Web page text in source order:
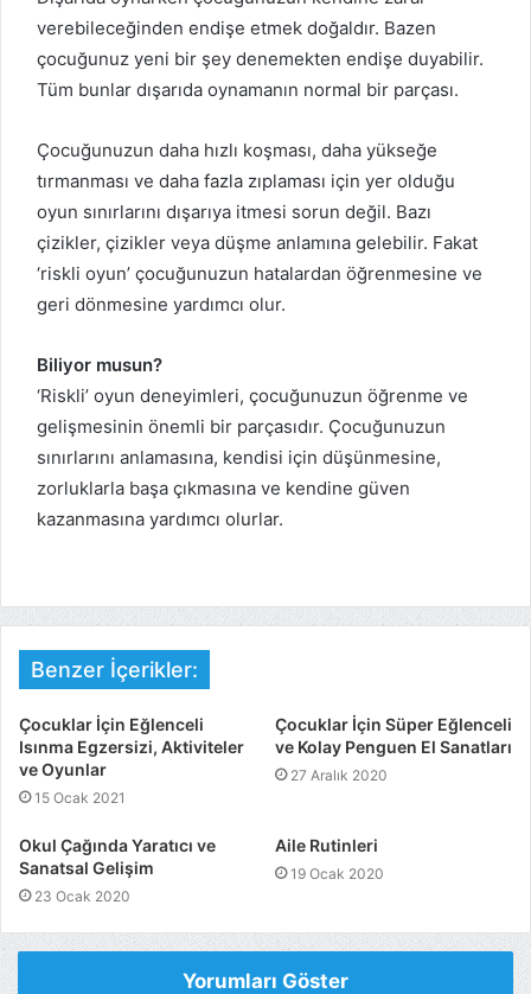
verebileceğinden endişe etmek doğaldır. Bazen
çocuğunuz yeni bir şey denemekten endişe duyabilir.
Tüm bunlar dışarıda oynamanın normal bir parçası.
Çocuğunuzun daha hızlı koşması, daha yükseğe
tırmanması ve daha fazla zıplaması için yer olduğu
oyun sınırlarını dışarıya itmesi sorun değil. Bazı
çizikler, çizikler veya düşme anlamına gelebilir. Fakat
‘riskli oyun’ çocuğunuzun hatalardan öğrenmesine ve
geri dönmesine yardımcı olur.
Biliyor musun?
‘Riskli’ oyun deneyimleri, çocuğunuzun öğrenme ve
gelişmesinin önemli bir parçasıdır. Çocuğunuzun
sınırlarını anlamasına, kendisi için düşünmesine,
zorluklarla başa çıkmasına ve kendine güven
kazanmasına yardımcı olurlar.
Benzer İçerikler:
Çocuklar İçin Eğlenceli
Isınma Egzersizi, Aktiviteler
ve Oyunlar
15 Ocak 2021
Çocuklar İçin Süper Eğlenceli
ve Kolay Penguen El Sanatları
27 Aralık 2020
Okul Çağında Yaratıcı ve
Sanatsal Gelişim
23 Ocak 2020
Aile Rutinleri
19 Ocak 2020
Yorumları Göster